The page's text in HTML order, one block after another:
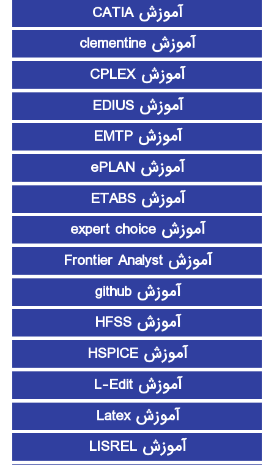
آموزش CATIA
آموزش clementine
آموزش CPLEX
آموزش EDIUS
آموزش EMTP
آموزش ePLAN
آموزش ETABS
آموزش expert choice
آموزش Frontier Analyst
آموزش github
آموزش HFSS
آموزش HSPICE
آموزش L-Edit
آموزش Latex
آموزش LISREL